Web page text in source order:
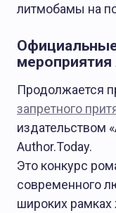
БЕЗ РУБРИКИ
О Журнале АТ
Редакция 04.02.2025
литмобамы на
мероприятия
Продолжается
запретного
издательством
Author.Today.
Это конкурс
современного
широких рамках